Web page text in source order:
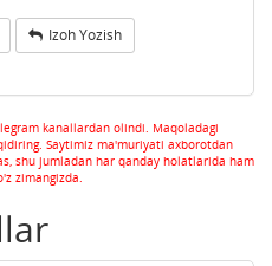
Izoh Yozish
kanallardan olindi. Maqoladagi
Saytimiz ma'muriyati axborotdan
shu jumladan har qanday holatlarida ham
zimangizda.